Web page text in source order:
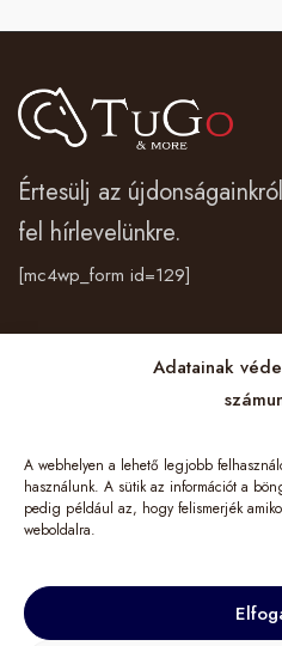
Adatainak
A webhelyen a lehető legjobb
használunk. A sütik az információt a
pedig például az, hogy felismerjék
weboldalra.
Értesülj az
fel hírlevelünkre.
[mc4wp_form id=129]
Információk
© 2024 TuGo&More – LIMINIS